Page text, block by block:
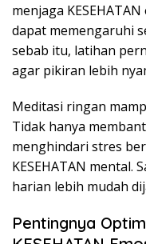
menjaga
dapat memengaruhi
sebab itu, latihan
agar pikiran lebih
Meditasi ringan
Tidak hanya
menghindari stres
KESEHATAN mental.
harian lebih mudah
Pentingnya